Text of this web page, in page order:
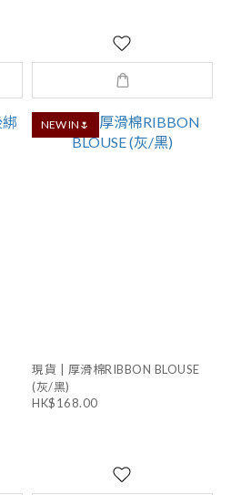
NEW IN🌷
現貨 | 厚滑棉RIBBON BLOUSE
(灰/黑)
HK$168.00